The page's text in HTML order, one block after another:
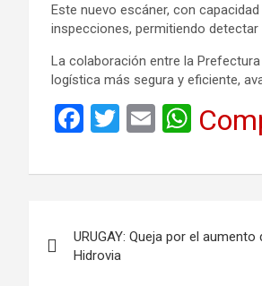
Este nuevo escáner, con
inspecciones, permitiendo
La colaboración entre la
logística más segura y eficiente,
F
ce
o
o
T
tt
E
ail
W
at
A
de
URUGAY: Queja por el aumento
Hidrovia